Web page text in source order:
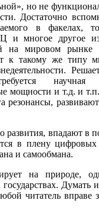
но не
Достаточно
в факелах,
и многое другое
на мировом рынке
к такому же типу
мощности и т.д. и
впадают в
в плену
и самообмана.
на природе,
государствах.
читатель вправе